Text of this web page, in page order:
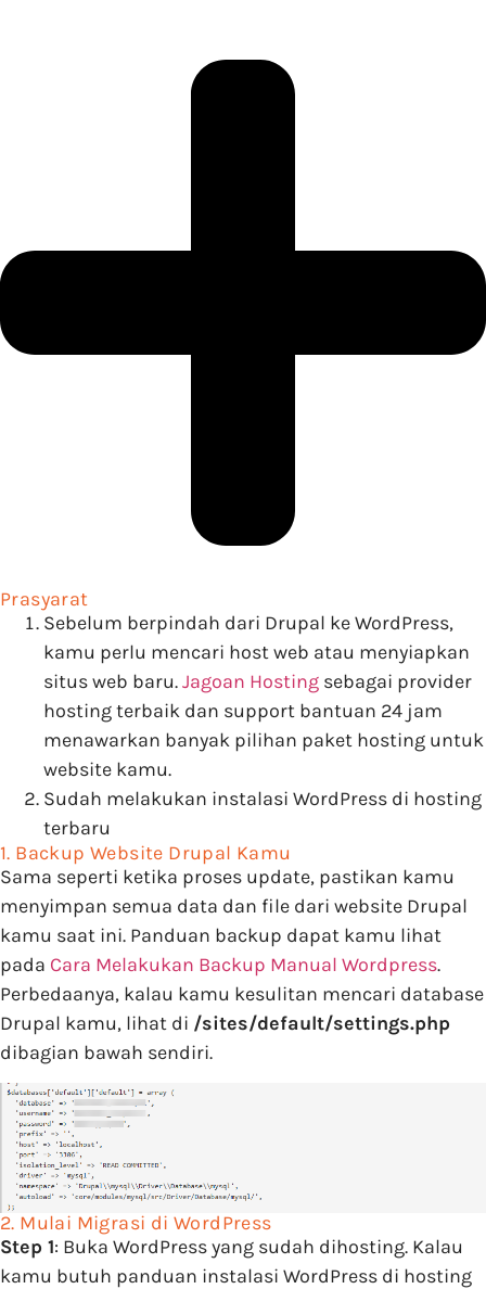
Prasyarat
Sebelum berpindah dari Drupal ke WordPress,
kamu perlu mencari host web atau menyiapkan
situs web baru.Jagoan Hosting sebagai provider
hosting terbaik dan support bantuan 24 jam
menawarkan banyak pilihan paket hosting untuk
website kamu.
Sudah melakukan instalasi WordPress di hosting
terbaru
1. Backup Website Drupal Kamu
Sama seperti ketika proses update, pastikan kamu
menyimpan semua data dan file dari website Drupal
kamu saat ini. Panduan backup dapat kamu lihat
pada Cara Melakukan Backup Manual Wordpress.
Perbedaanya, kalau kamu kesulitan mencari database
Drupal kamu, lihat di /sites/default/settings.php
dibagian bawah sendiri.
2. Mulai Migrasi di WordPress
Step 1: Buka WordPress yang sudah dihosting. Kalau
kamu butuh panduan instalasi WordPress di hosting